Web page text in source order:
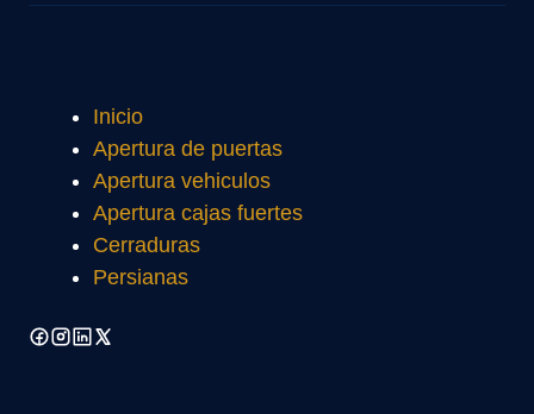
Inicio
Apertura de puertas
Apertura vehiculos
Apertura cajas fuertes
Cerraduras
Persianas